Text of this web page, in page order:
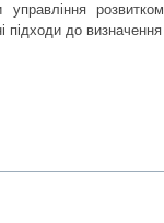
управління
до визначення